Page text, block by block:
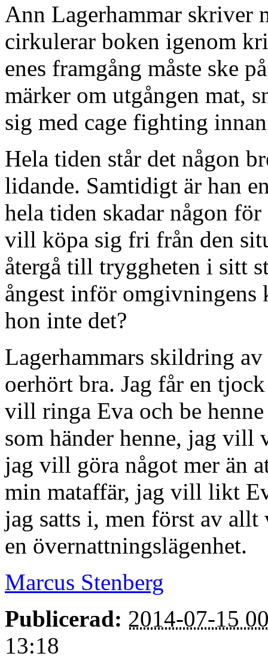
Ann Lagerhammar skriver
cirkulerar boken igenom
enes framgång måste ske
märker om utgången mat,
sig med cage fighting
Hela tiden står det någon
lidande. Samtidigt är han
hela tiden skadar någon
vill köpa sig fri från den
återgå till tryggheten i sitt
ångest inför
hon inte det?
Lagerhammars skildring
oerhört bra. Jag får en
vill ringa Eva och be
som händer henne, jag vill
jag vill göra något mer än
min mataffär, jag vill likt
jag satts i, men först av
en övernattningslägenhet.
Marcus Stenberg
Publicerad: 2014-07-15
13:18